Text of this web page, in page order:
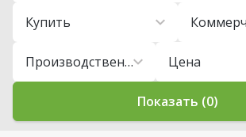
Купить
Производственные помещения Цена
Показать (0)